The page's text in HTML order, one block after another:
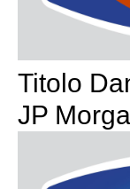
Titolo
JP